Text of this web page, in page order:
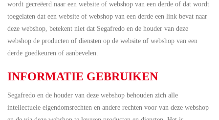
wordt gecreëerd naar een website of webshop van een derde of dat wordt
toegelaten dat een website of webshop van een derde een link bevat naar
deze webshop, betekent niet dat Segafredo en de houder van deze
webshop de producten of diensten op de website of webshop van een
derde goedkeuren of aanbevelen.
INFORMATIE GEBRUIKEN
Segafredo en de houder van deze webshop behouden zich alle
intellectuele eigendomsrechten en andere rechten voor van deze webshop